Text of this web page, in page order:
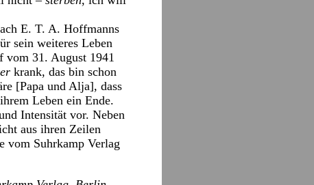
E. T. A. Hoffmanns
sein weiteres Leben
vom 31. August 1941
krank, das bin schon
[Papa und Alja], dass
Leben ein Ende.
Intensität vor. Neben
aus ihren Zeilen
vom Suhrkamp Verlag